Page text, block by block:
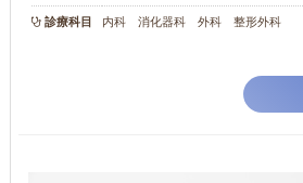
診療科目 内科 消化器科 外科 整形外科